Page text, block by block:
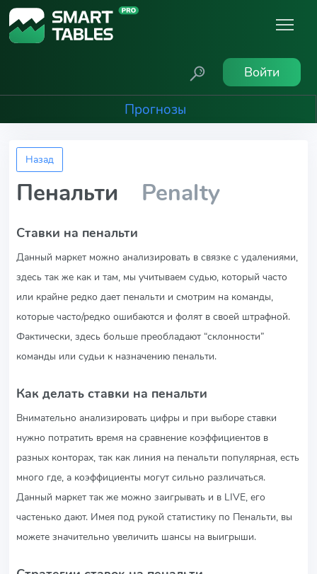
Войти
Прогнозы
Назад
Пенальти Penalty
Ставки на пенальти
Данный маркет можно анализировать в связке с удалениями,
здесь так же как и там, мы учитываем судью, который часто
или крайне редко дает пенальти и смотрим на команды,
которые часто/редко ошибаются и фолят в своей штрафной.
Фактически, здесь больше преобладают “склонности”
команды или судьи к назначению пенальти.
Как делать ставки на пенальти
Внимательно анализировать цифры и при выборе ставки
нужно потратить время на сравнение коэффициентов в
разных конторах, так как линия на пенальти популярная, есть
много где, а коэффициенты могут сильно различаться.
Данный маркет так же можно заигрывать и в LIVE, его
частенько дают. Имея под рукой статистику по Пенальти, вы
можете значительно увеличить шансы на выигрыши.